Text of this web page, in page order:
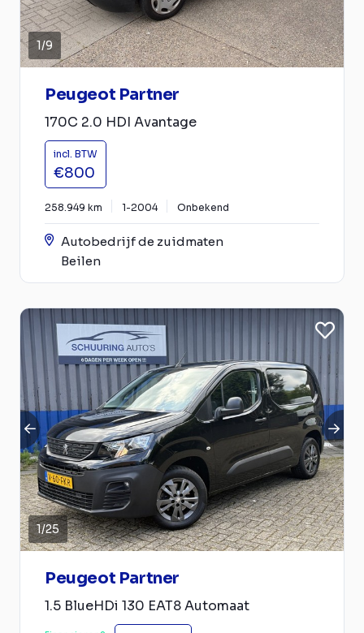
1/9
Peugeot Partner
170C 2.0 HDI Avantage
incl. BTW
€800
258.949 km 1-2004 Onbekend
Autobedrijf de zuidmaten
Beilen
1/25
Peugeot Partner
1.5 BlueHDi 130 EAT8 Automaat